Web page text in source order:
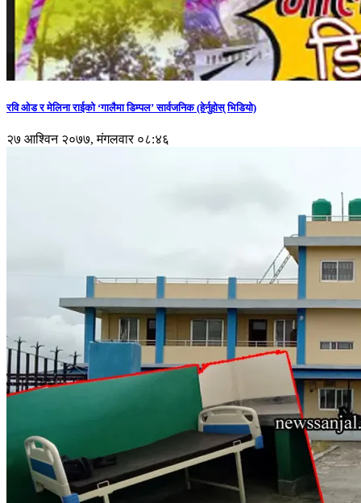
रवि ओड र मेलिना राईको ‘गालैमा डिम्पल’ सार्वजनिक (हेर्नुहोस् भिडियो)
२७ आश्विन २०७७, मंगलवार ०८:४६